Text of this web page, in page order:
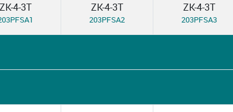
ZK-4-3T ZK-4-3T
203PFSA2
ZK-4-3T
203PFSA3